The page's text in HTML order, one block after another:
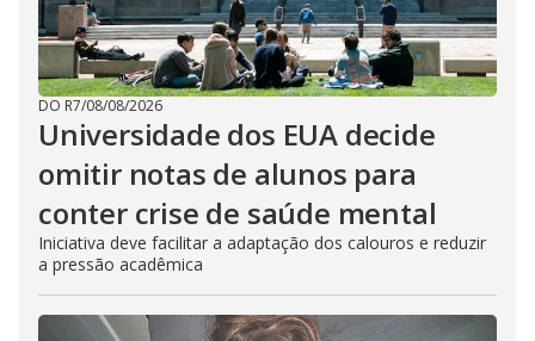
DO R7/08/08/2026
Universidade dos EUA decide
omitir notas de alunos para
conter crise de saúde mental
Iniciativa deve facilitar a adaptação dos calouros e reduzir
a pressão acadêmica